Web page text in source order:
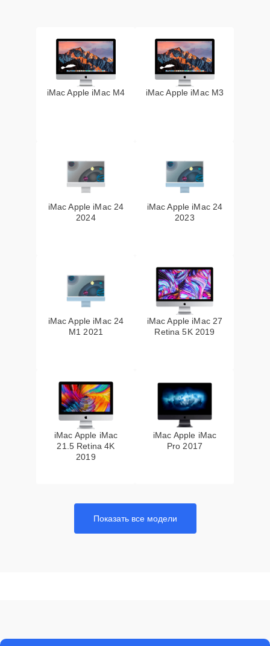
iMac Apple iMac M4 iMac Apple iMac M3
iMac Apple iMac 24
2024
iMac Apple iMac 24
2023
iMac Apple iMac 24
M1 2021
iMac Apple iMac 27
Retina 5K 2019
iMac Apple iMac
21.5 Retina 4K
2019
iMac Apple iMac
Pro 2017
Показать все модели